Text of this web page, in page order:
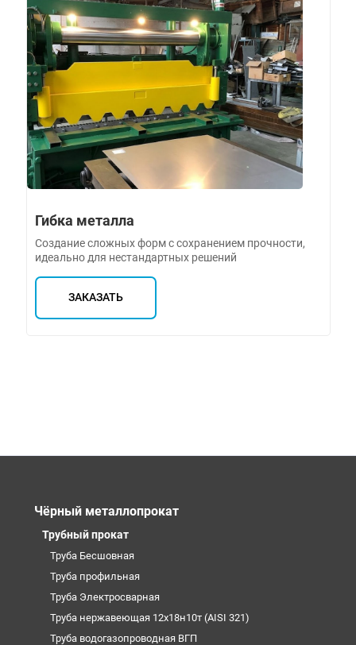
Гибка металла
Создание сложных форм с сохранением прочности,
идеально для нестандартных решений
ЗАКАЗАТЬ
Чёрный металлопрокат
Трубный прокат
Труба Бесшовная
Труба профильная
Труба Электросварная
Труба нержавеющая 12х18н10т (AISI 321)
Труба водогазопроводная ВГП